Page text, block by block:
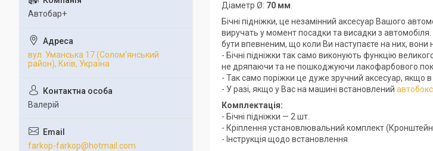
Діаметр Ø: 70 мм
Бічні підніжки, це незамінний аксесуар Вашого
виручать у момент посадки та висадки з
бути впевненим, що коли Ви наступаєте на них, вони
- Бічні підніжки так само виконують функцію
не дряпаючи та не пошкоджуючи лакофарбового
- Так само поріжки це дуже зручний аксесуар, якщо в
- У разі, якщо у Вас на машині встановлений автобокс
Комплектація:
- Бічні підніжки — 2 шт.
- Кріплення установлювальний комплект
- Інструкція щодо встановлення
Автобар+
вул. Уманська 17 (Солом'янський
район), Київ, Україна
Валерій
farkop-farkop@hotmail.com